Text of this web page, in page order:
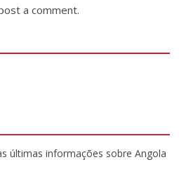
a comment.
últimas informações sobre Angola